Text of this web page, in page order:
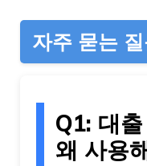
자주 묻는
Q1: 대
왜 사용